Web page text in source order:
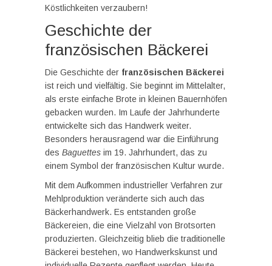
Köstlichkeiten verzaubern!
Geschichte der
französischen Bäckerei
Die Geschichte der französischen Bäckerei
ist reich und vielfältig. Sie beginnt im Mittelalter,
als erste einfache Brote in kleinen Bauernhöfen
gebacken wurden. Im Laufe der Jahrhunderte
entwickelte sich das Handwerk weiter.
Besonders herausragend war die Einführung
des Baguettes im 19. Jahrhundert, das zu
einem Symbol der französischen Kultur wurde.
Mit dem Aufkommen industrieller Verfahren zur
Mehlproduktion veränderte sich auch das
Bäckerhandwerk. Es entstanden große
Bäckereien, die eine Vielzahl von Brotsorten
produzierten. Gleichzeitig blieb die traditionelle
Bäckerei bestehen, wo Handwerkskunst und